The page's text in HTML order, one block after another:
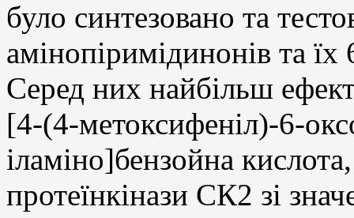
було синтезовано та
амінопіримідинонів та
Серед них найбільш
[4-(4-метоксифеніл)-6-
іламіно]бензойна
протеїнкінази СК2 зі